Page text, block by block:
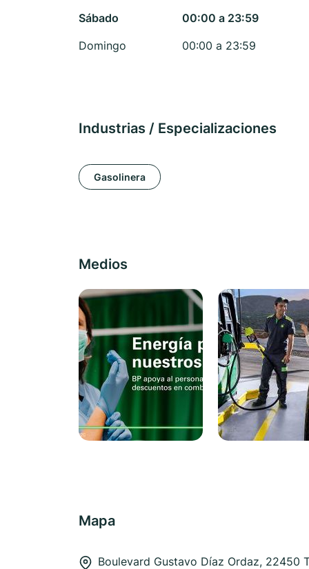
Sábado
00:00 a 23:59
Domingo
00:00 a 23:59
Industrias / Especializaciones
Gasolinera
Medios
Mapa
Boulevard Gustavo Díaz Ordaz, 22450